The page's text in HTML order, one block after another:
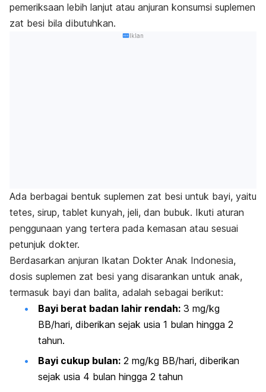
pemeriksaan lebih lanjut atau anjuran konsumsi suplemen
zat besi bila dibutuhkan.
Iklan
Ada berbagai bentuk suplemen zat besi untuk bayi, yaitu
tetes, sirup, tablet kunyah, jeli, dan bubuk. Ikuti aturan
penggunaan yang tertera pada kemasan atau sesuai
petunjuk dokter.
Berdasarkan anjuran Ikatan Dokter Anak Indonesia,
dosis suplemen zat besi yang disarankan untuk anak,
termasuk bayi dan balita, adalah sebagai berikut:
Bayi berat badan lahir rendah: 3 mg/kg
BB/hari, diberikan sejak usia 1 bulan hingga 2
tahun.
Bayi cukup bulan: 2 mg/kg BB/hari, diberikan
sejak usia 4 bulan hingga 2 tahun